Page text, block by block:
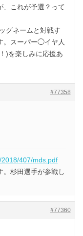
、これが予選？って
グネームと対戦す
。スーパー◯イヤ人
)を楽しみに応援あ
#77358
407/mds.pdf
。杉田選手が参戦し
#77360